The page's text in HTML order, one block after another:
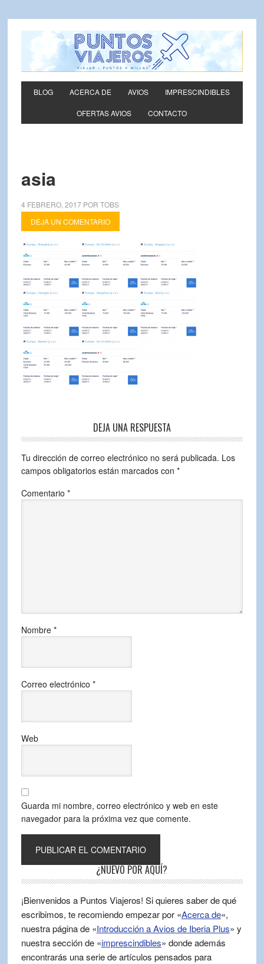
BLOG ACERCA DE AVIOS IMPRESCINDIBLES
OFERTAS AVIOS CONTACTO
asia
4 FEBRERO, 2017POR TOBS
DEJA UN COMENTARIO
DEJA UNA RESPUESTA
Tu dirección de correo electrónico no será publicada. Los
campos obligatorios están marcados con *
Comentario *
Nombre *
Correo electrónico *
Web
Guarda mi nombre, correo electrónico y web en este
navegador para la próxima vez que comente.
¿NUEVO POR AQUÍ?
¡Bienvenidos a Puntos Viajeros! Si quieres saber de qué
escribimos, te recomiendo empezar por «Acerca de«,
nuestra página de «Introducción a Avios de Iberia Plus» y
nuestra sección de «imprescindibles» donde además
encontrarás una serie de artículos pensados para